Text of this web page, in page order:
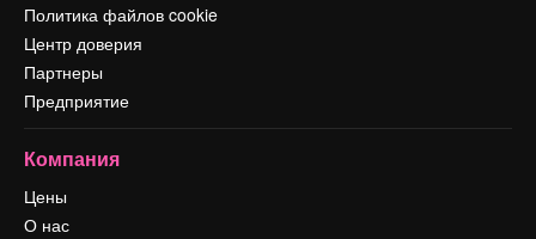
Политика файлов cookie
Центр доверия
Партнеры
Предприятие
Компания
Цены
О нас